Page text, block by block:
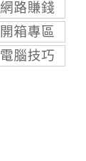
網路賺錢
開箱專區
電腦技巧